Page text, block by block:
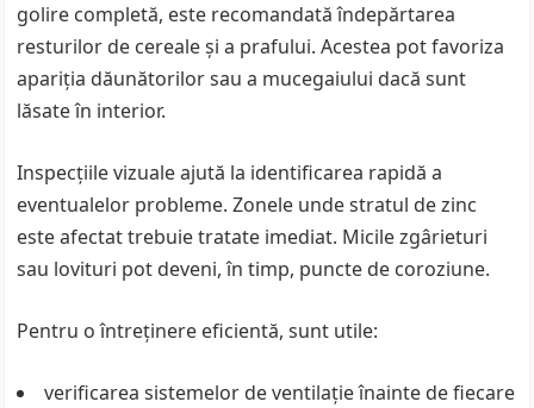
golire completă, este recomandată îndepărtarea
resturilor de cereale și a prafului. Acestea pot favoriza
apariția dăunătorilor sau a mucegaiului dacă sunt
lăsate în interior.
Inspecțiile vizuale ajută la identificarea rapidă a
eventualelor probleme. Zonele unde stratul de zinc
este afectat trebuie tratate imediat. Micile zgârieturi
sau lovituri pot deveni, în timp, puncte de coroziune.
Pentru o întreținere eficientă, sunt utile:
verificarea sistemelor de ventilație înainte de fiecare